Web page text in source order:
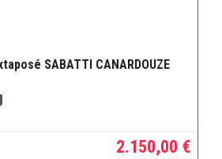
SABATTI CANARDOUZE
2.150,00 €